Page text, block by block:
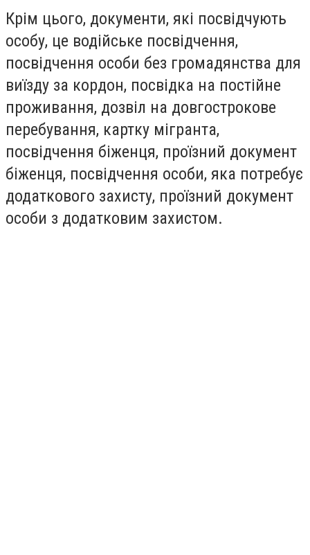
Крім цього, документи, які посвідчують
особу, це водійське посвідчення,
посвідчення особи без громадянства для
виїзду за кордон, посвідка на постійне
проживання, дозвіл на довгострокове
перебування, картку мігранта,
посвідчення біженця, проїзний документ
біженця, посвідчення особи, яка потребує
додаткового захисту, проїзний документ
особи з додатковим захистом.